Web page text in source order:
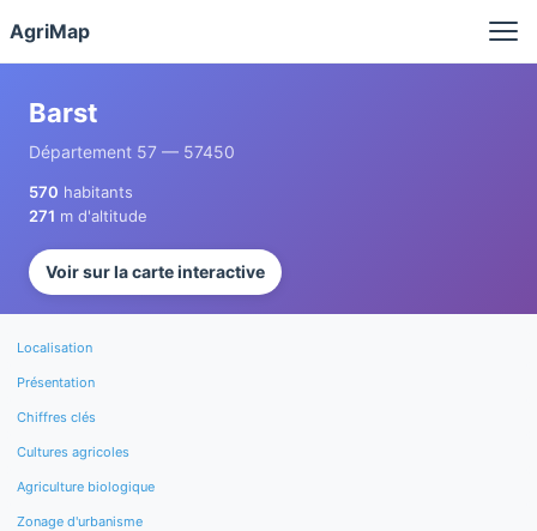
AgriMap
Barst
Département 57 — 57450
570 habitants
271 m d'altitude
Voir sur la carte interactive
Localisation
Présentation
Chiffres clés
Cultures agricoles
Agriculture biologique
Zonage d'urbanisme